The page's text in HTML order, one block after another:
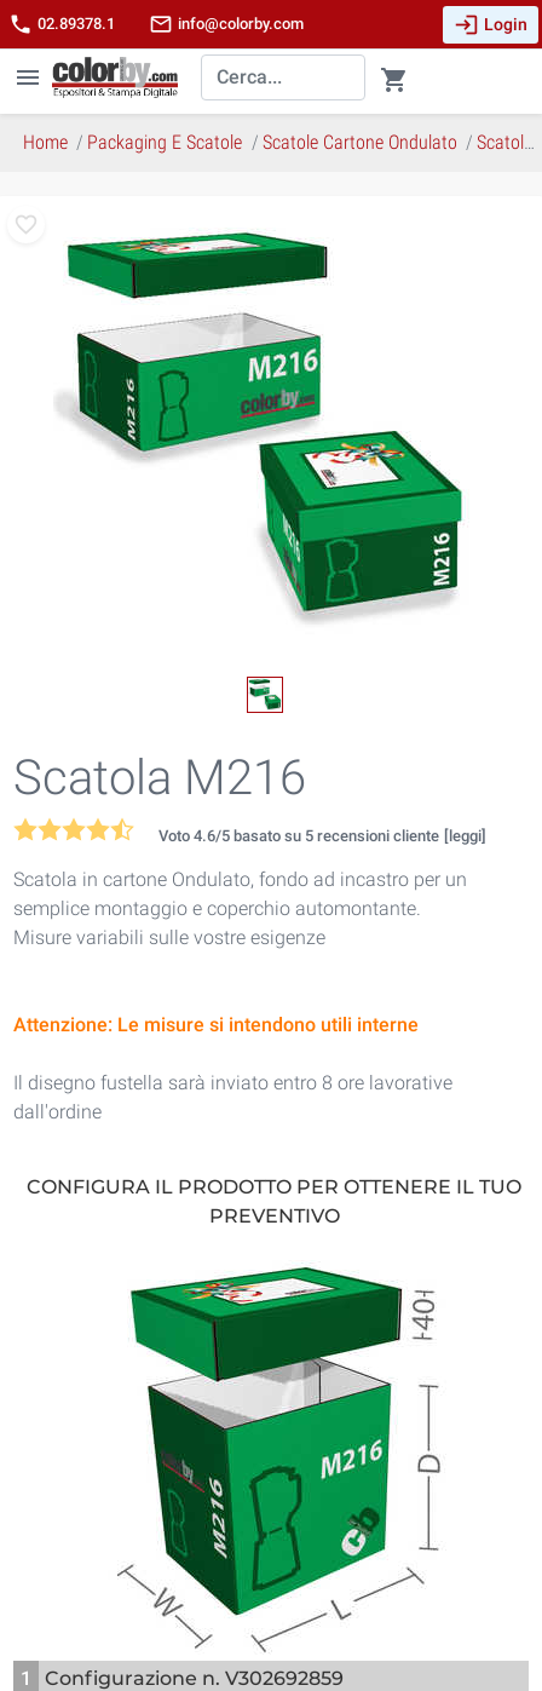
phone 02.89378.1 mail_outline info@colorby.com login Login
menu shopping_cart
Home Packaging E Scatole Scatole Cartone Ondulato Scatola M216
Scatola M216
Voto 4.6/5 basato su 5 recensioni cliente [leggi]
Scatola in cartone Ondulato, fondo ad incastro per un
semplice montaggio e coperchio automontante.
Misure variabili sulle vostre esigenze
Attenzione: Le misure si intendono utili interne
Il disegno fustella sarà inviato entro 8 ore lavorative
dall'ordine
CONFIGURA IL PRODOTTO PER OTTENERE IL TUO
PREVENTIVO
1 Configurazione n. V302692859